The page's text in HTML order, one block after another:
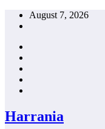
Skip
August 7, 2026
Harrania